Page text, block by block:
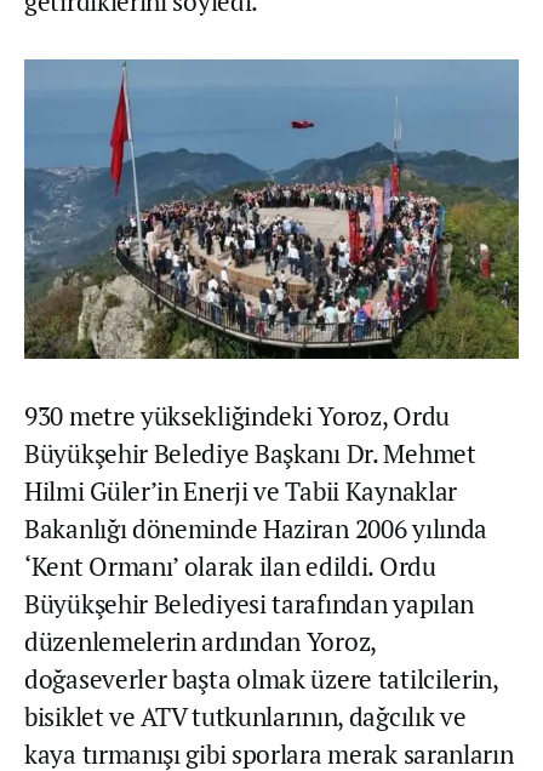
930 metre yüksekliğindeki Yoroz, Ordu
Büyükşehir Belediye Başkanı Dr. Mehmet
Hilmi Güler’in Enerji ve Tabii Kaynaklar
Bakanlığı döneminde Haziran 2006 yılında
‘Kent Ormanı’ olarak ilan edildi. Ordu
Büyükşehir Belediyesi tarafından yapılan
düzenlemelerin ardından Yoroz,
doğaseverler başta olmak üzere tatilcilerin,
bisiklet ve ATV tutkunlarının, dağcılık ve
kaya tırmanışı gibi sporlara merak saranların